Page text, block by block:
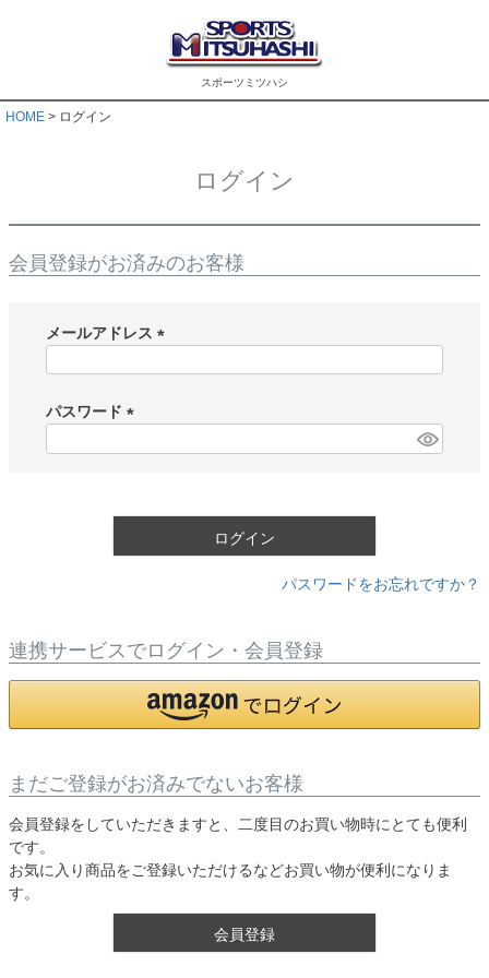
スポーツミツハシ
HOME ログイン
ログイン
会員登録がお済みのお客様
メールアドレス
)
パスワード
ログイン
パスワードをお忘れですか？
連携サービスでログイン・会員登録
まだご登録がお済みでないお客様
会員登録をしていただきますと、二度目のお買い物時にとても便利
です。
お気に入り商品をご登録いただけるなどお買い物が便利になりま
す。
会員登録